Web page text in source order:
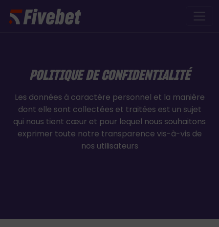
POLITIQUE DE CONFIDENTIALITÉ
Les données à caractère personnel et la manière
dont elle sont collectées et traitées est un sujet
qui nous tient cœur et pour lequel nous souhaitons
exprimer toute notre transparence vis-à-vis de
nos utilisateurs